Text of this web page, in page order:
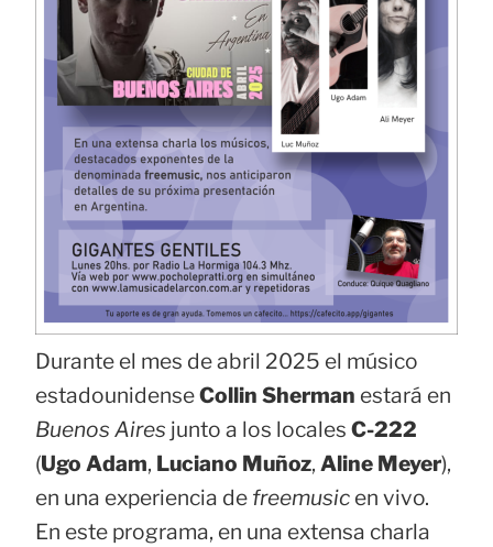
Durante el mes de abril 2025 el músico
estadounidenseCollin Sherman estará en
Buenos Aires junto a los locales C-222
(Ugo Adam, Luciano Muñoz, Aline Meyer),
en una experiencia de freemusic en vivo.
En este programa, en una extensa charla